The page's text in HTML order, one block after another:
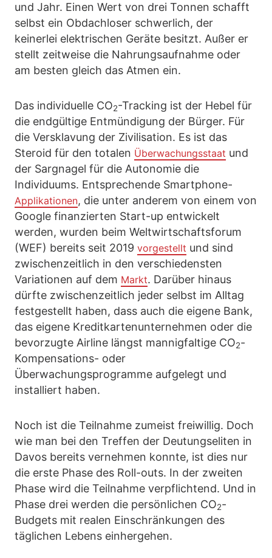
und Jahr. Einen Wert von drei Tonnen schafft
selbst ein Obdachloser schwerlich, der
keinerlei elektrischen Geräte besitzt. Außer er
stellt zeitweise die Nahrungsaufnahme oder
am besten gleich das Atmen ein.
Das individuelle CO2-Tracking ist der Hebel für
die endgültige Entmündigung der Bürger. Für
die Versklavung der Zivilisation. Es ist das
Steroid für den totalen Überwachungsstaat und
der Sargnagel für die Autonomie die
Individuums. Entsprechende Smartphone-
Applikationen, die unter anderem von einem von
Google finanzierten Start-up entwickelt
werden, wurden beim Weltwirtschaftsforum
(WEF) bereits seit 2019 vorgestellt und sind
zwischenzeitlich in den verschiedensten
Variationen auf dem Markt. Darüber hinaus
dürfte zwischenzeitlich jeder selbst im Alltag
festgestellt haben, dass auch die eigene Bank,
das eigene Kreditkartenunternehmen oder die
bevorzugte Airline längst mannigfaltige CO2-
Kompensations- oder
Überwachungsprogramme aufgelegt und
installiert haben.
Noch ist die Teilnahme zumeist freiwillig. Doch
wie man bei den Treffen der Deutungseliten in
Davos bereits vernehmen konnte, ist dies nur
die erste Phase des Roll-outs. In der zweiten
Phase wird die Teilnahme verpflichtend. Und in
Phase drei werden die persönlichen CO2-
Budgets mit realen Einschränkungen des
täglichen Lebens einhergehen.